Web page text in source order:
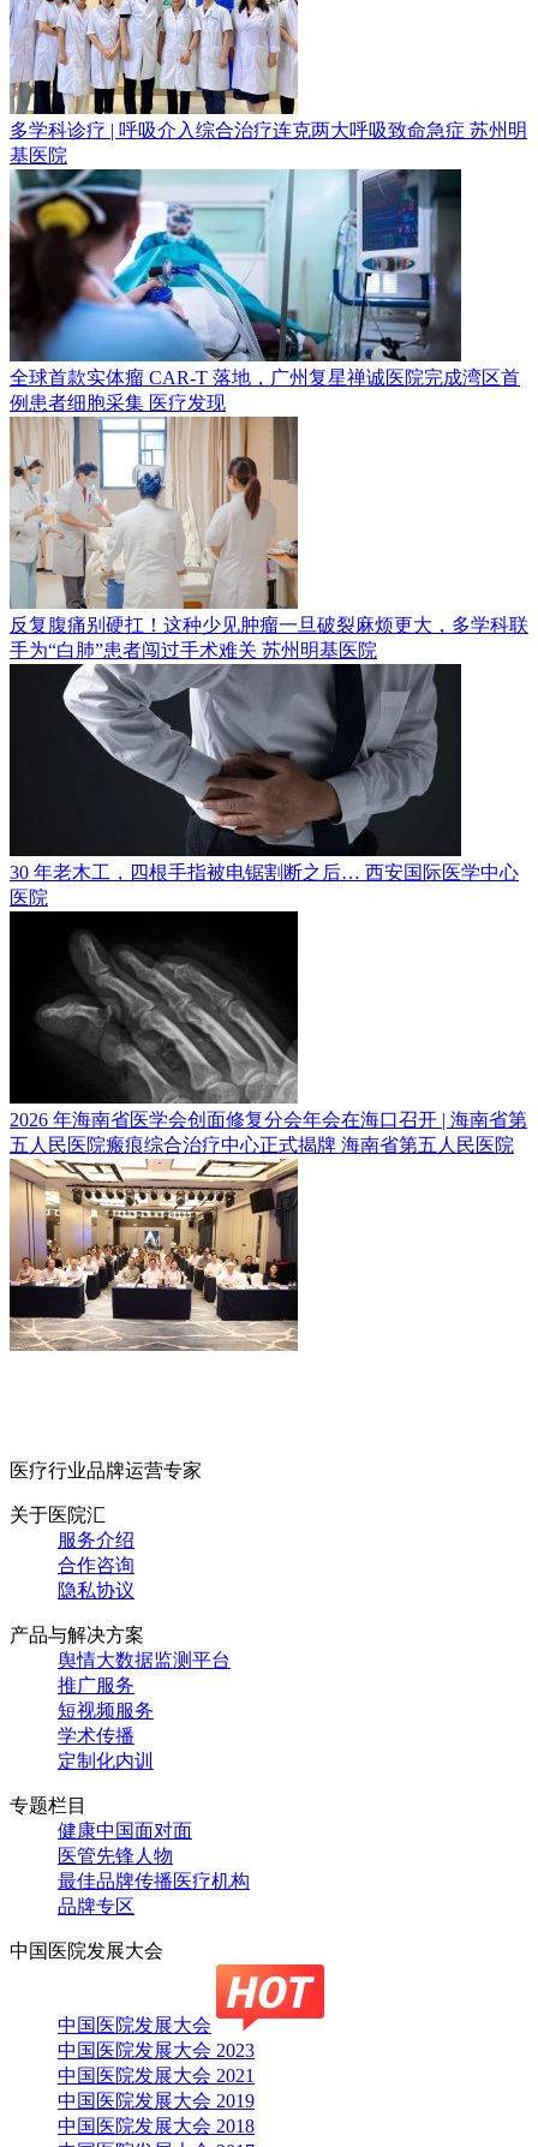
多学科诊疗 | 呼吸介入综合治疗连克两大呼吸致命急症 苏州明
基医院
全球首款实体瘤 CAR-T 落地，广州复星禅诚医院完成湾区首
例患者细胞采集 医疗发现
反复腹痛别硬扛！这种少见肿瘤一旦破裂麻烦更大，多学科联
手为“白肺”患者闯过手术难关 苏州明基医院
30 年老木工，四根手指被电锯割断之后… 西安国际医学中心
医院
2026 年海南省医学会创面修复分会年会在海口召开 | 海南省第
五人民医院瘢痕综合治疗中心正式揭牌 海南省第五人民医院
医疗行业品牌运营专家
关于医院汇
服务介绍
合作咨询
隐私协议
产品与解决方案
舆情大数据监测平台
推广服务
短视频服务
学术传播
定制化内训
专题栏目
健康中国面对面
医管先锋人物
最佳品牌传播医疗机构
品牌专区
中国医院发展大会
中国医院发展大会
中国医院发展大会 2023
中国医院发展大会 2021
中国医院发展大会 2019
中国医院发展大会 2018